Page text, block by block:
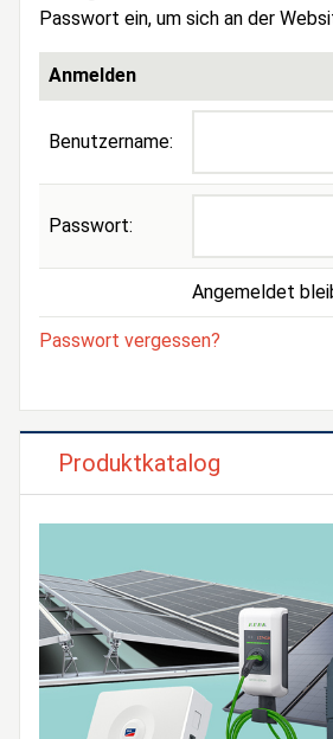
Passwort ein, um sich an der
Anmelden
Benutzername:
Passwort:
Angemeldet
Passwort vergessen?
Produktkatalog